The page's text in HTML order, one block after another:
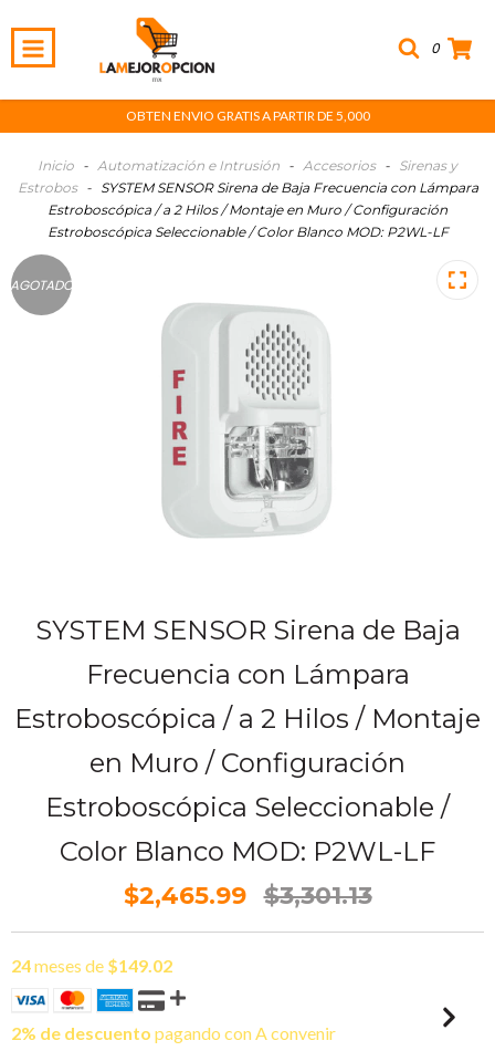
0
OBTEN ENVIO GRATIS A PARTIR DE 5,000
Inicio - Automatización e Intrusión - Accesorios - Sirenas y
Estrobos
-
SYSTEM SENSOR Sirena de Baja Frecuencia con Lámpara
Estroboscópica / a 2 Hilos / Montaje en Muro / Configuración
Estroboscópica Seleccionable / Color Blanco MOD: P2WL-LF
AGOTADO
SYSTEM SENSOR Sirena de Baja
Frecuencia con Lámpara
Estroboscópica / a 2 Hilos / Montaje
en Muro / Configuración
Estroboscópica Seleccionable /
Color Blanco MOD: P2WL-LF
$2,465.99 $3,301.13
24meses de $149.02
2% de descuento pagando con A convenir